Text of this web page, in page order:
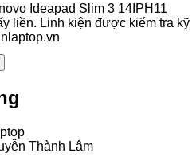
Ideapad Slim 3 14IPH11
liền. Linh kiện được kiểm tra kỹ
Thành Lâm